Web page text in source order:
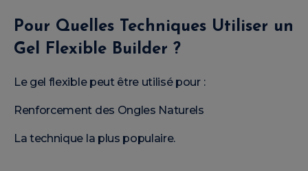
Pour Quelles Techniques Utiliser un
Gel Flexible Builder ?
Le gel flexible peut être utilisé pour :
Renforcement des Ongles Naturels
La technique la plus populaire.